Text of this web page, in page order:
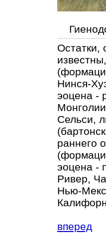
Остатки,
Нинся-
эоцена -
Сельси,
раннего
эоцена -
Ривер,
Нью-
вперед